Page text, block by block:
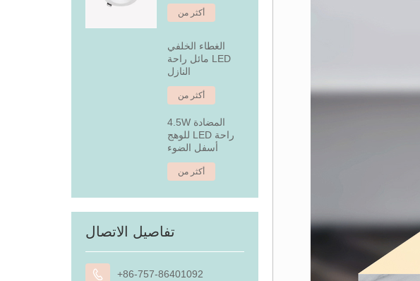
أكثر من
الغطاء الخلفي
مائل راحة LED
النازل
أكثر من
4.5W المضادة
للوهج LED راحة
أسفل الضوء
أكثر من
تفاصيل الاتصال
 +86-757-86401092